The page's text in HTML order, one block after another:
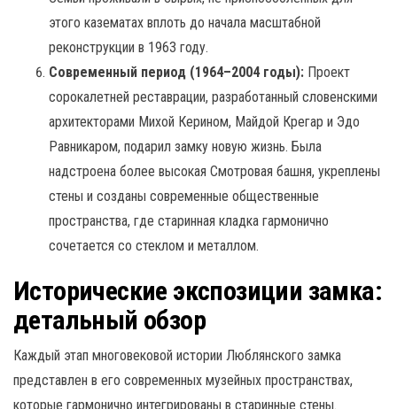
этого казематах вплоть до начала масштабной
реконструкции в 1963 году.
Современный период (1964–2004 годы): Проект
сорокалетней реставрации, разработанный словенскими
архитекторами Михой Керином, Майдой Крегар и Эдо
Равникаром, подарил замку новую жизнь. Была
надстроена более высокая Смотровая башня, укреплены
стены и созданы современные общественные
пространства, где старинная кладка гармонично
сочетается со стеклом и металлом.
Исторические экспозиции замка:
детальный обзор
Каждый этап многовековой истории Люблянского замка
представлен в его современных музейных пространствах,
которые гармонично интегрированы в старинные стены.